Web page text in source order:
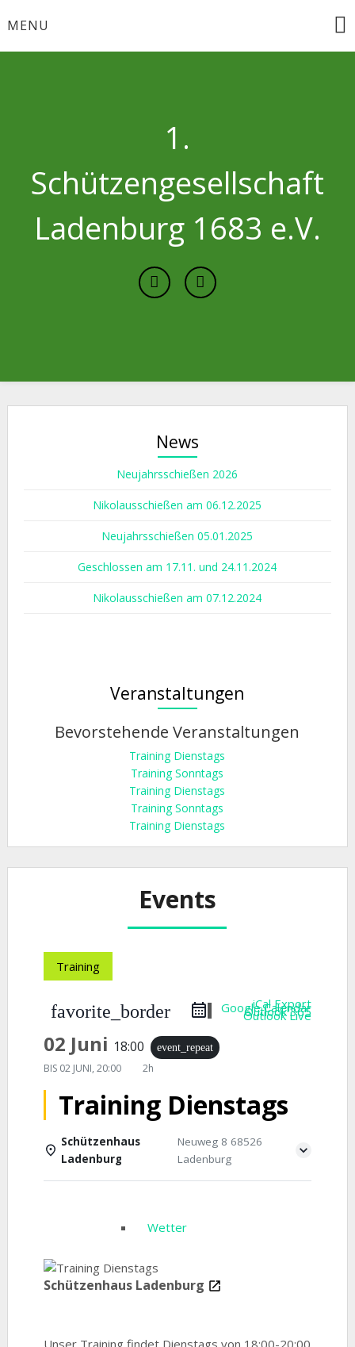
toMENU
1.
Schützengesellschaft
Ladenburg 1683 e.V.
News
Neujahrsschießen 2026
Nikolausschießen am 06.12.2025
Neujahrsschießen 05.01.2025
Geschlossen am 17.11. und 24.11.2024
Nikolausschießen am 07.12.2024
Veranstaltungen
Bevorstehende Veranstaltungen
Training Dienstags
Training Sonntags
Training Dienstags
Training Sonntags
Training Dienstags
Events
Training
favorite_border iCal Export
Google Calendar
Outlook 365
Outlook Live
02 Juni 18:00 event_repeat
BIS 02 JUNI, 20:00 2h
Training Dienstags
Schützenhaus
Ladenburg
Neuweg 8 68526
Ladenburg
Einzelheiten Wetter
Schützenhaus Ladenburg
Unser Training findet Dienstags von 18:00-20:00